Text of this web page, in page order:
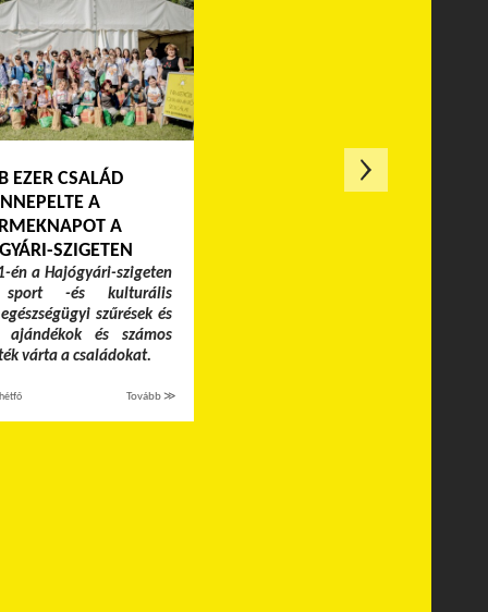
EZER CSALÁD
A
A
SZIGETEN
én a Hajógyári-szigeten
sport -és kulturális
szűrések és
ajándékok és számos
várta a családokat.
Tovább ≫